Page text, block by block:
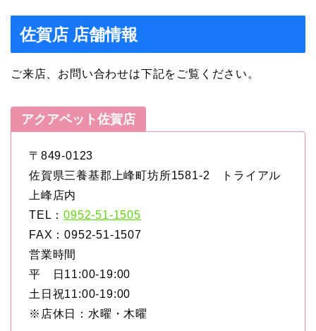
佐賀店 店舗情報
ご来店、お問い合わせは下記をご覧ください。
アクアペット佐賀店
〒849-0123
佐賀県三養基郡上峰町坊所1581-2 トライアル
上峰店内
TEL：0952-51-1505
FAX：0952-51-1507
営業時間
平 日11:00-19:00
土日祝11:00-19:00
※店休日：水曜・木曜